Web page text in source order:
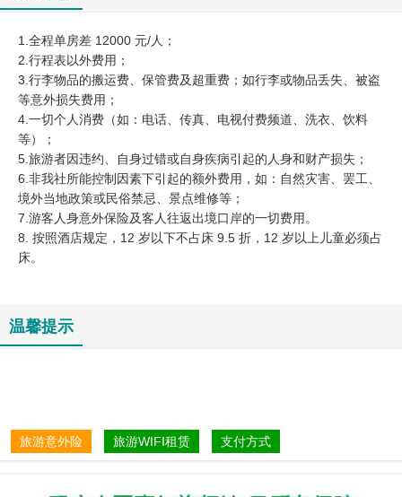
1.全程单房差 12000 元/人；
2.行程表以外费用；
3.行李物品的搬运费、保管费及超重费；如行李或物品丢失、被盗
等意外损失费用；
4.一切个人消费（如：电话、传真、电视付费频道、洗衣、饮料
等）；
5.旅游者因违约、自身过错或自身疾病引起的人身和财产损失；
6.非我社所能控制因素下引起的额外费用，如：自然灾害、罢工、
境外当地政策或民俗禁忌、景点维修等；
7.游客人身意外保险及客人往返出境口岸的一切费用。
8. 按照酒店规定，12 岁以下不占床 9.5 折，12 岁以上儿童必须占
床。
温馨提示
旅游意外险 旅游WIFI租赁 支付方式